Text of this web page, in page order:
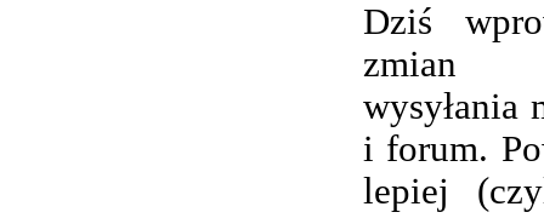
Dziś
zmian
wysyłania
i forum.
lepiej